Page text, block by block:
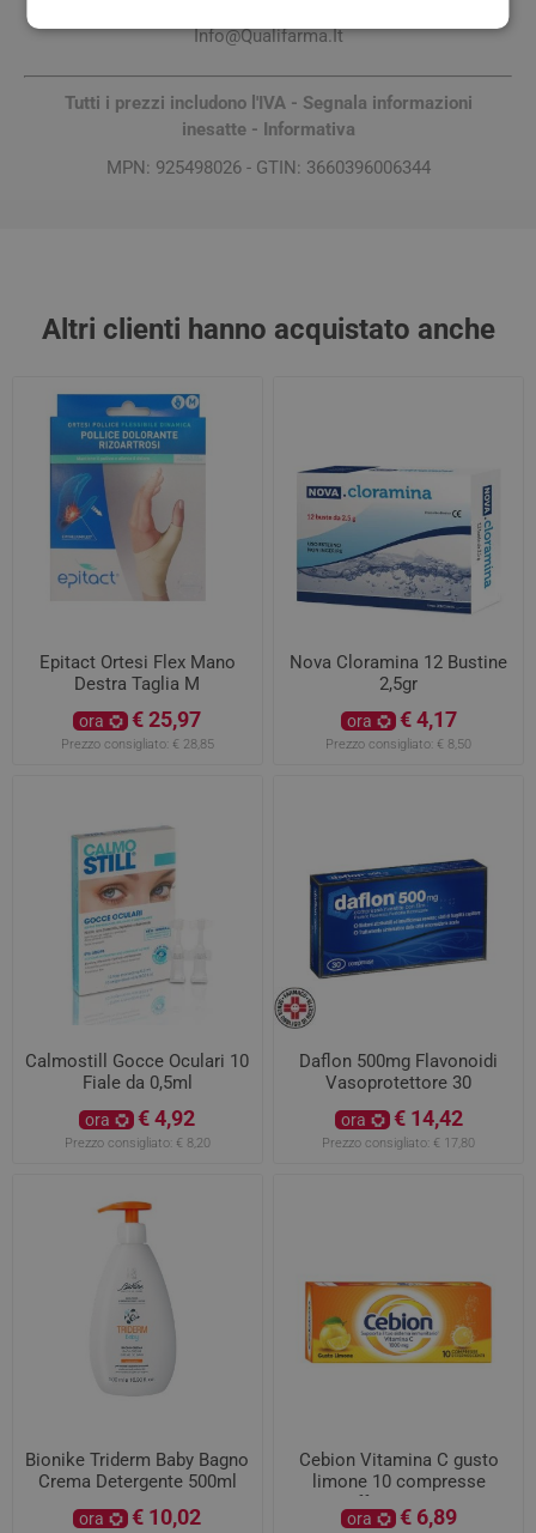
Info@Qualifarma.It
Tutti i prezzi includono l'IVA - Segnala informazioni
inesatte- Informativa
MPN: 925498026 - GTIN: 3660396006344
Altri clienti hanno acquistato anche
Epitact Ortesi Flex Mano
Destra Taglia M
ora € 25,97
Prezzo consigliato: € 28,85
Nova Cloramina 12 Bustine
2,5gr
ora € 4,17
Prezzo consigliato: € 8,50
Calmostill Gocce Oculari 10
Fiale da 0,5ml
ora € 4,92
Prezzo consigliato: € 8,20
Daflon 500mg Flavonoidi
Vasoprotettore 30
ora € 14,42
Prezzo consigliato: € 17,80
Bionike Triderm Baby Bagno
Crema Detergente 500ml
ora € 10,02
Cebion Vitamina C gusto
limone 10 compresse
effervescenti
ora € 6,89